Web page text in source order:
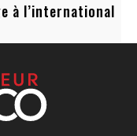
à l’international